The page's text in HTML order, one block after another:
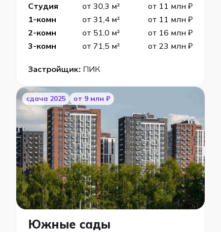
Студия от 30,3 м²
от 11 млн ₽
1-комн
от 31,4 м²
от 11 млн ₽
2-комн
от 51,0 м²
от 16 млн ₽
3-комн
от 71,5 м² от 23 млн ₽
Застройщик: ПИК
cдача 2025 от 9 млн ₽
Южные сады